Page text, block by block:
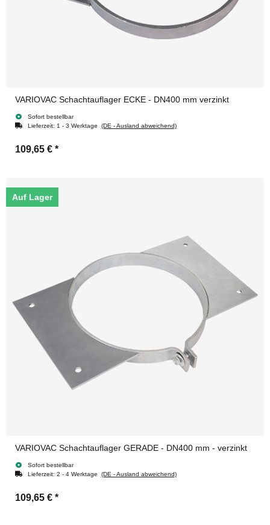
VARIOVAC Schachtauflager ECKE - DN400 mm verzinkt
Sofort bestellbar
Lieferzeit: 1 - 3 Werktage (DE - Ausland abweichend)
109,65 € *
Auf Lager
VARIOVAC Schachtauflager GERADE - DN400 mm - verzinkt
Sofort bestellbar
Lieferzeit: 2 - 4 Werktage (DE - Ausland abweichend)
109,65 € *